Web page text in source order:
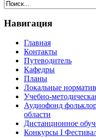
Навигация
Главная
Контакты
Путеводитель
Кафедры
Планы
Локальные
Учебно-
Аудиофонд
области
Дистанционное
Конкурсы I